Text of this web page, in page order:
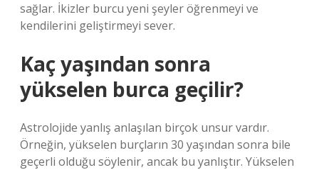
sağlar. İkizler burcu yeni şeyler öğrenmeyi ve
kendilerini geliştirmeyi sever.
Kaç yaşından sonra
yükselen burca geçilir?
Astrolojide yanlış anlaşılan birçok unsur vardır.
Örneğin, yükselen burçların 30 yaşından sonra bile
geçerli olduğu söylenir, ancak bu yanlıştır. Yükselen